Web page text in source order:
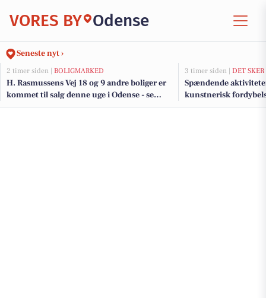
VORES BY Odense
Seneste nyt ›
2 timer siden | BOLIGMARKED
H. Rasmussens Vej 18 og 9 andre boliger er
kommet til salg denne uge i Odense - se
boligerne her.
3 timer siden | DET SKER
Spændende
kunstnerisk